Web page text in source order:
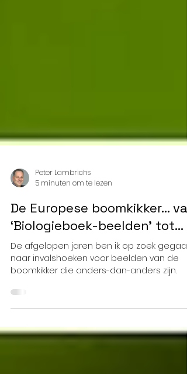
Peter Lambrichs
5 minuten om te lezen
De Europese boomkikker… van
‘Biologieboek-beelden’ tot…
naar invalshoeken voor beelden van de
boomkikker die anders-dan-anders zijn.